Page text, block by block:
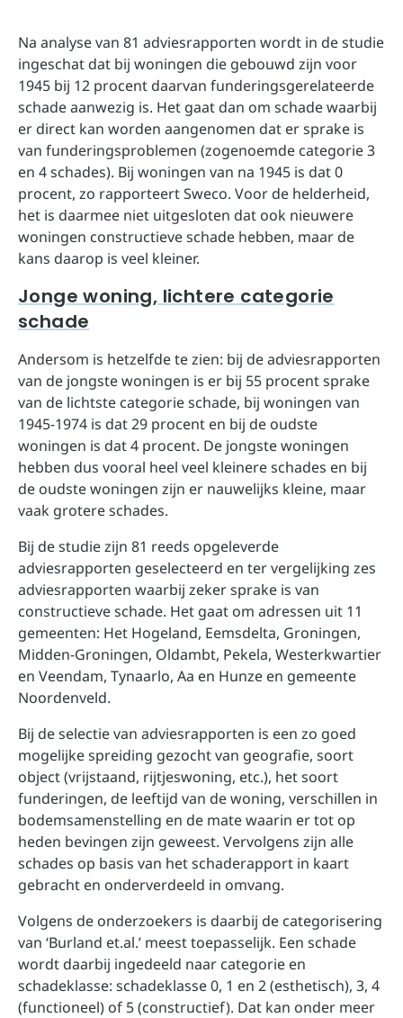
Na analyse van 81 adviesrapporten wordt in de studie
ingeschat dat bij woningen die gebouwd zijn voor
1945 bij 12 procent daarvan funderingsgerelateerde
schade aanwezig is. Het gaat dan om schade waarbij
er direct kan worden aangenomen dat er sprake is
van funderingsproblemen (zogenoemde categorie 3
en 4 schades). Bij woningen van na 1945 is dat 0
procent, zo rapporteert Sweco. Voor de helderheid,
het is daarmee niet uitgesloten dat ook nieuwere
woningen constructieve schade hebben, maar de
kans daarop is veel kleiner.
Jonge woning, lichtere categorie
schade
Andersom is hetzelfde te zien: bij de adviesrapporten
van de jongste woningen is er bij 55 procent sprake
van de lichtste categorie schade, bij woningen van
1945-1974 is dat 29 procent en bij de oudste
woningen is dat 4 procent. De jongste woningen
hebben dus vooral heel veel kleinere schades en bij
de oudste woningen zijn er nauwelijks kleine, maar
vaak grotere schades.
Bij de studie zijn 81 reeds opgeleverde
adviesrapporten geselecteerd en ter vergelijking zes
adviesrapporten waarbij zeker sprake is van
constructieve schade. Het gaat om adressen uit 11
gemeenten: Het Hogeland, Eemsdelta, Groningen,
Midden-Groningen, Oldambt, Pekela, Westerkwartier
en Veendam, Tynaarlo, Aa en Hunze en gemeente
Noordenveld.
Bij de selectie van adviesrapporten is een zo goed
mogelijke spreiding gezocht van geografie, soort
object (vrijstaand, rijtjeswoning, etc.), het soort
funderingen, de leeftijd van de woning, verschillen in
bodemsamenstelling en de mate waarin er tot op
heden bevingen zijn geweest. Vervolgens zijn alle
schades op basis van het schaderapport in kaart
gebracht en onderverdeeld in omvang.
Volgens de onderzoekers is daarbij de categorisering
van ‘Burland et.al.’ meest toepasselijk. Een schade
wordt daarbij ingedeeld naar categorie en
schadeklasse: schadeklasse 0, 1 en 2 (esthetisch), 3, 4
(functioneel) of 5 (constructief). Dat kan onder meer